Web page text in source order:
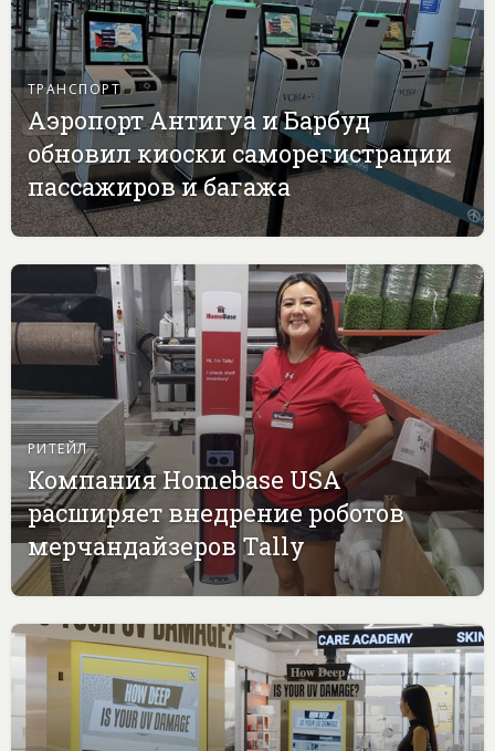
ТРАНСПОРТ
Аэропорт Антигуа и Барбуд
обновил киоски саморегистрации
пассажиров и багажа
РИТЕЙЛ
Компания Homebase USA
расширяет внедрение роботов
мерчандайзеров Tally